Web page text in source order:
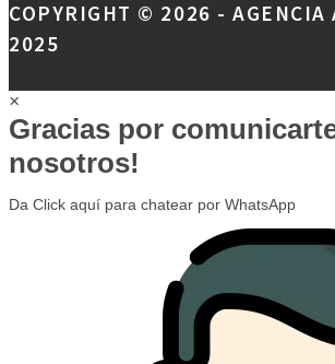
COPYRIGHT © 2026 - AGENCIA
2025
×
Gracias por
nosotros!
Da Click aquí para chatear por WhatsApp